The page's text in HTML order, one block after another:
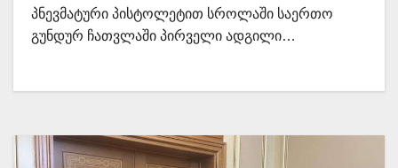
პნევმატური პისტოლეტით სროლაში საერთო
გუნდურ ჩათვლაში პირველი ადგილი…